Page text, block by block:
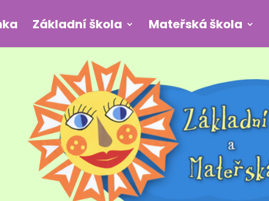
Základní škola Mateřská škola